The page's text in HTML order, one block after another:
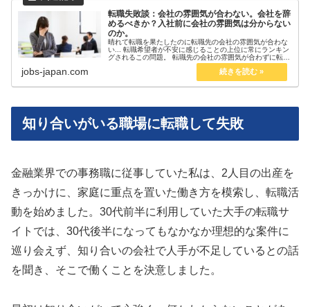
転職失敗談：会社の雰囲気が合わない。会社を辞
めるべきか？入社前に会社の雰囲気は分からない
のか。
晴れて転職を果たしたのに転職先の会社の雰囲気が合わな
い... 転職希望者が不安に感じることの上位に常にランキン
グされるこの問題。 転職先の会社の雰囲気が合わずに転職
失敗したと感じている人、転職先の会社の雰囲気が合わな
jobs-japan.com
知り合いがいる職場に転職して失敗
金融業界での事務職に従事していた私は、2人目の出産を
きっかけに、家庭に重点を置いた働き方を模索し、転職活
動を始めました。30代前半に利用していた大手の転職サ
イトでは、30代後半になってもなかなか理想的な案件に
巡り会えず、知り合いの会社で人手が不足しているとの話
を聞き、そこで働くことを決意しました。